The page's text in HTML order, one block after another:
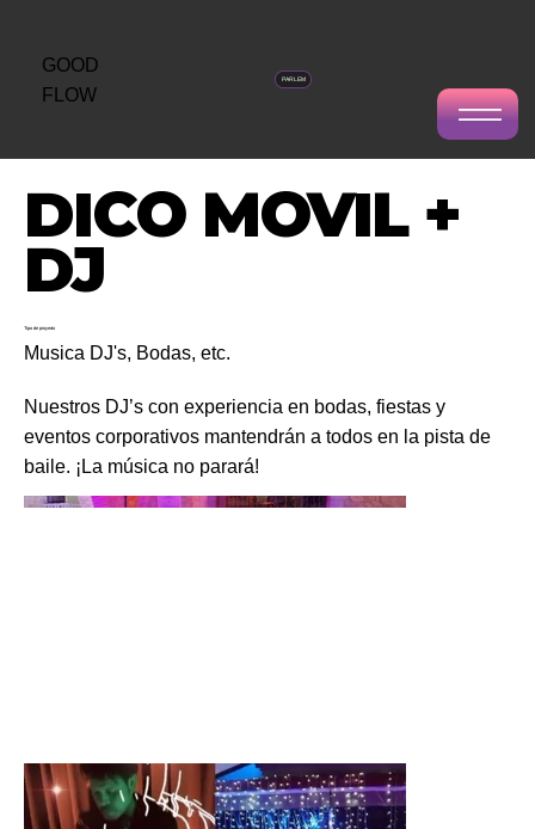
GOOD
FLOW
PARLEM
DICO MOVIL +
DJ
Tipo de proyecto
Musica DJ's, Bodas, etc.
Nuestros DJ’s con experiencia en bodas, fiestas y
eventos corporativos mantendrán a todos en la pista de
baile. ¡La música no parará!